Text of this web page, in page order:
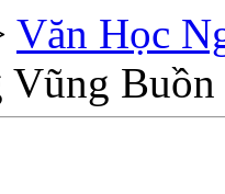
Văn Học
Vũng Buồn